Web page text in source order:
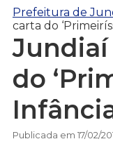
Prefeitura de
carta do
Jundiaí
do
Publicada em 17/02/